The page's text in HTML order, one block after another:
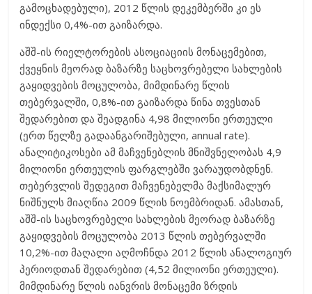
გამოცხადებული), 2012 წლის დეკემბერში კი ეს
ინდექსი 0,4%-ით გაიზარდა.
აშშ-ის რიელტორების ასოციაციის მონაცემებით,
ქვეყნის მეორად ბაზარზე საცხოვრებელი სახლების
გაყიდვების მოცულობა, მიმდინარე წლის
თებერვალში, 0,8%-ით გაიზარდა წინა თვესთან
შედარებით და შეადგინა 4,98 მილიონი ერთეული
(ერთ წელზე გადაანგარიშებული, annual rate).
ანალიტიკოსები ამ მაჩვენებლის მნიშვნელობას 4,9
მილიონი ერთეულის ფარგლებში ვარაუდობდნენ.
თებერვლის შედეგით მაჩვენებელმა მაქსიმალურ
ნიშნულს მიაღწია 2009 წლის ნოემბრიდან. ამასთან,
აშშ-ის საცხოვრებელი სახლების მეორად ბაზარზე
გაყიდვების მოცულობა 2013 წლის თებერვალში
10,2%-ით მაღალი აღმოჩნდა 2012 წლის ანალოგიურ
პერიოდთან შედარებით (4,52 მილიონი ერთეული).
მიმდინარე წლის იანვრის მონაცემი ზრდის